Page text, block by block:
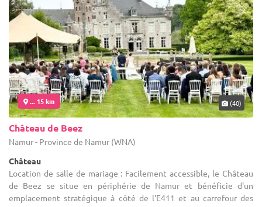
... 15 km (40)
Château de Beez
Namur - Province de Namur (WNA)
Château
Location de salle de mariage : Facilement accessible, le Château
de Beez se situe en périphérie de Namur et bénéficie d'un
emplacement stratégique à côté de l'E411 et au carrefour des